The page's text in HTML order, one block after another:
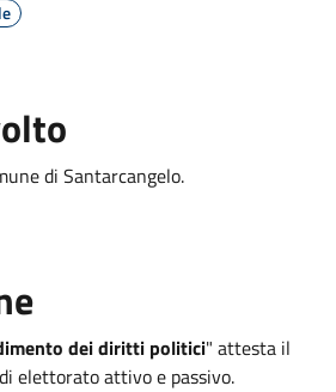
di Santarcangelo.
dei diritti politici" attesta il
elettorato attivo e passivo.